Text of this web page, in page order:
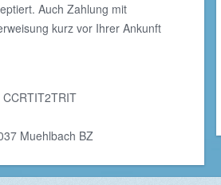
Auch Zahlung mit
kurz vor Ihrer Ankunft
Muehlbach BZ